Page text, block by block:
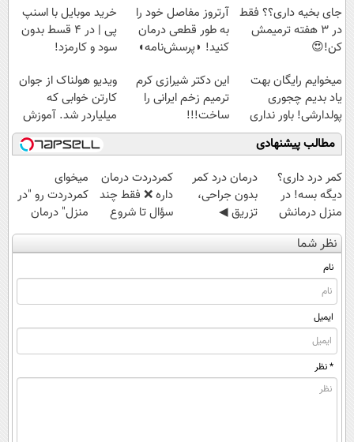
جای بخیه داری؟؟ فقط
در 3 هفته ترمیمش
کن!😍
آرتروز مفاصل خود را
به طور قطعی درمان
کنید! ◗پرسش‌نامه◖
خرید موبایل با اسنپ
پی | در ۴ قسط بدون
سود و کارمزد!
میخوایم رایگان بهت
یاد بدیم چجوری
پولدارشی! باور نداری
امتحانش مجانیه
این دکتر شیرازی کرم
ترمیم زخم ایرانی را
ساخت!!!
ویدیو هولناک از جوان
کارتن خوابی که
میلیاردر شد. آموزش
رایگان
مطالب پیشنهادی
کمر درد داری؟
دیگه بسه! در
منزل درمانش
کن
(◀پرسش‌نامه)
درمان درد کمر
بدون جراحی،
تزریق ◀
پرسش‌نامه رو پر
کن ▶
‌کمردردت درمان
داره ❌ فقط چند
سؤال تا شروع
بهبودی فاصله‌
داری!
میخوای
کمردردت رو "در
منزل" درمان
کنی؟ (◂فیلم +
◂پرسش‌نامه)
نظر شما
نام
ایمیل
* نظر